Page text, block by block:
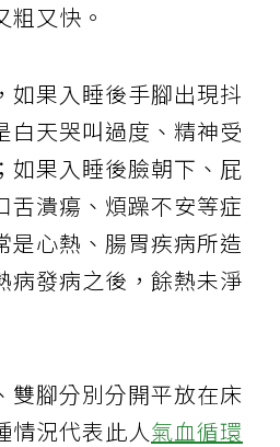
又快。
如果入睡後手腳出現抖
白天哭叫過度、精神受
如果入睡後臉朝下、屁
舌潰瘍、煩躁不安等症
是心熱、腸胃疾病所造
病發病之後，餘熱未淨
雙腳分別分開平放在床
情況代表此人氣血循環